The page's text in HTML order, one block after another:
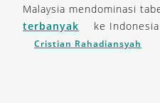
Malaysia mendominasi
terbanyak
ke
Cristian Rahadiansyah